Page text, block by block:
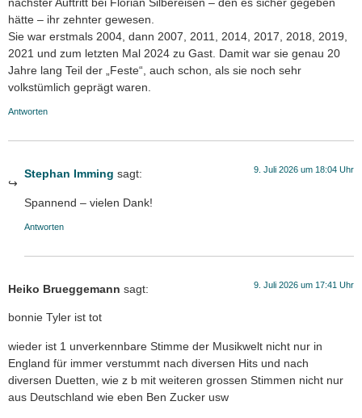
hätte – ihr zehnter gewesen.
Sie war erstmals 2004, dann 2007, 2011, 2014, 2017, 2018, 2019,
2021 und zum letzten Mal 2024 zu Gast. Damit war sie genau 20
Jahre lang Teil der „Feste“, auch schon, als sie noch sehr
volkstümlich geprägt waren.
Antworten
Stephan Imming sagt: 9. Juli 2026 um 18:04 Uhr
Spannend – vielen Dank!
Antworten
Heiko Brueggemann sagt: 9. Juli 2026 um 17:41 Uhr
bonnie Tyler ist tot
wieder ist 1 unverkennbare Stimme der Musikwelt nicht nur in
England für immer verstummt nach diversen Hits und nach
diversen Duetten, wie z b mit weiteren grossen Stimmen nicht nur
aus Deutschland wie eben Ben Zucker usw